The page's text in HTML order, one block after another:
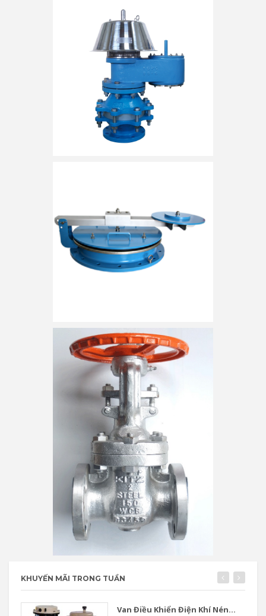
KHUYẾN MÃI TRONG TUẦN
Van Điều Khiển Điện Khí Nén...